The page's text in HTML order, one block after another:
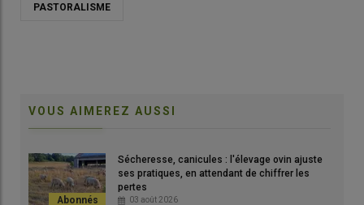
© G. Béroud
Si vous passez par Asasp-Arros, à quelques minutes d’Oloron-
Sainte-Marie, dans les Pyrénées-Atlantiques
, un mardi soir,
vous sentirez la bonne odeur de
PASTORALISME
VOUS AIMEREZ AUSSI
Sécheresse, canicules : l'élevage ovin ajuste
ses pratiques, en attendant de chiffrer les
pertes
03 août 2026